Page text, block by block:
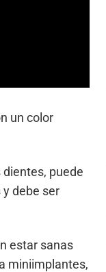
un color
puede
debe ser
estar sanas
miniimplantes,